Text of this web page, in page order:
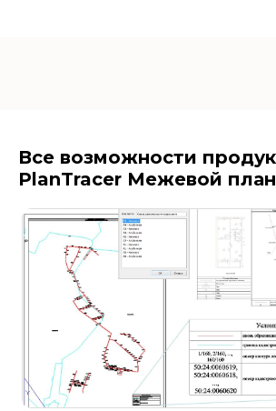
Все возможности
PlanTracer Межевой план